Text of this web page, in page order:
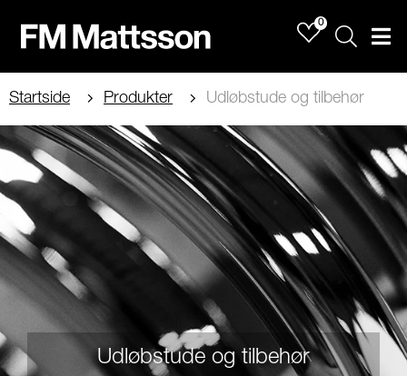
0
Sök
Startside Produkter Udløbstude og tilbehør
Udløbstude og tilbehør